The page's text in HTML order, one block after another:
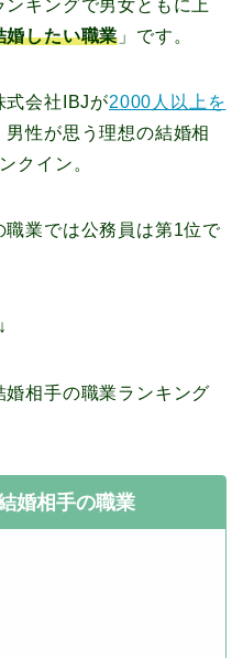
キングで男女ともに上
婚したい職業 」です。
式会社IBJが2000人以上を
男性が思う理想の結婚相
クイン。
業では公務員は第1位で
婚相手の職業ランキング
婚相手の職業